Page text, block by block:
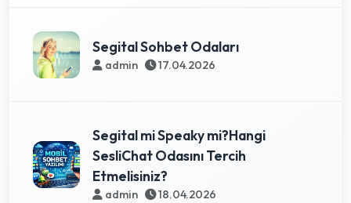
Segital Sohbet Odaları
admin 17.04.2026
Segital mi Speaky mi?Hangi
SesliChat Odasını Tercih
Etmelisiniz?
admin 18.04.2026